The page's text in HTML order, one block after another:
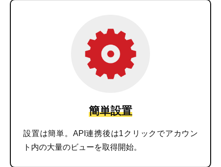
簡単設置
設置は簡単。API連携後は1クリックでアカウン
ト内の大量のビューを取得開始。